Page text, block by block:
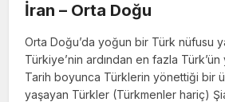
İran – Orta Doğu
Orta Doğu’da yoğun bir Türk nüfu­su
Türkiye’nin ardından en fazla Türk’ün
Tarih boyunca Türklerin yönettiği bir
yaşayan Türkler (Türkmenler hariç) Şia